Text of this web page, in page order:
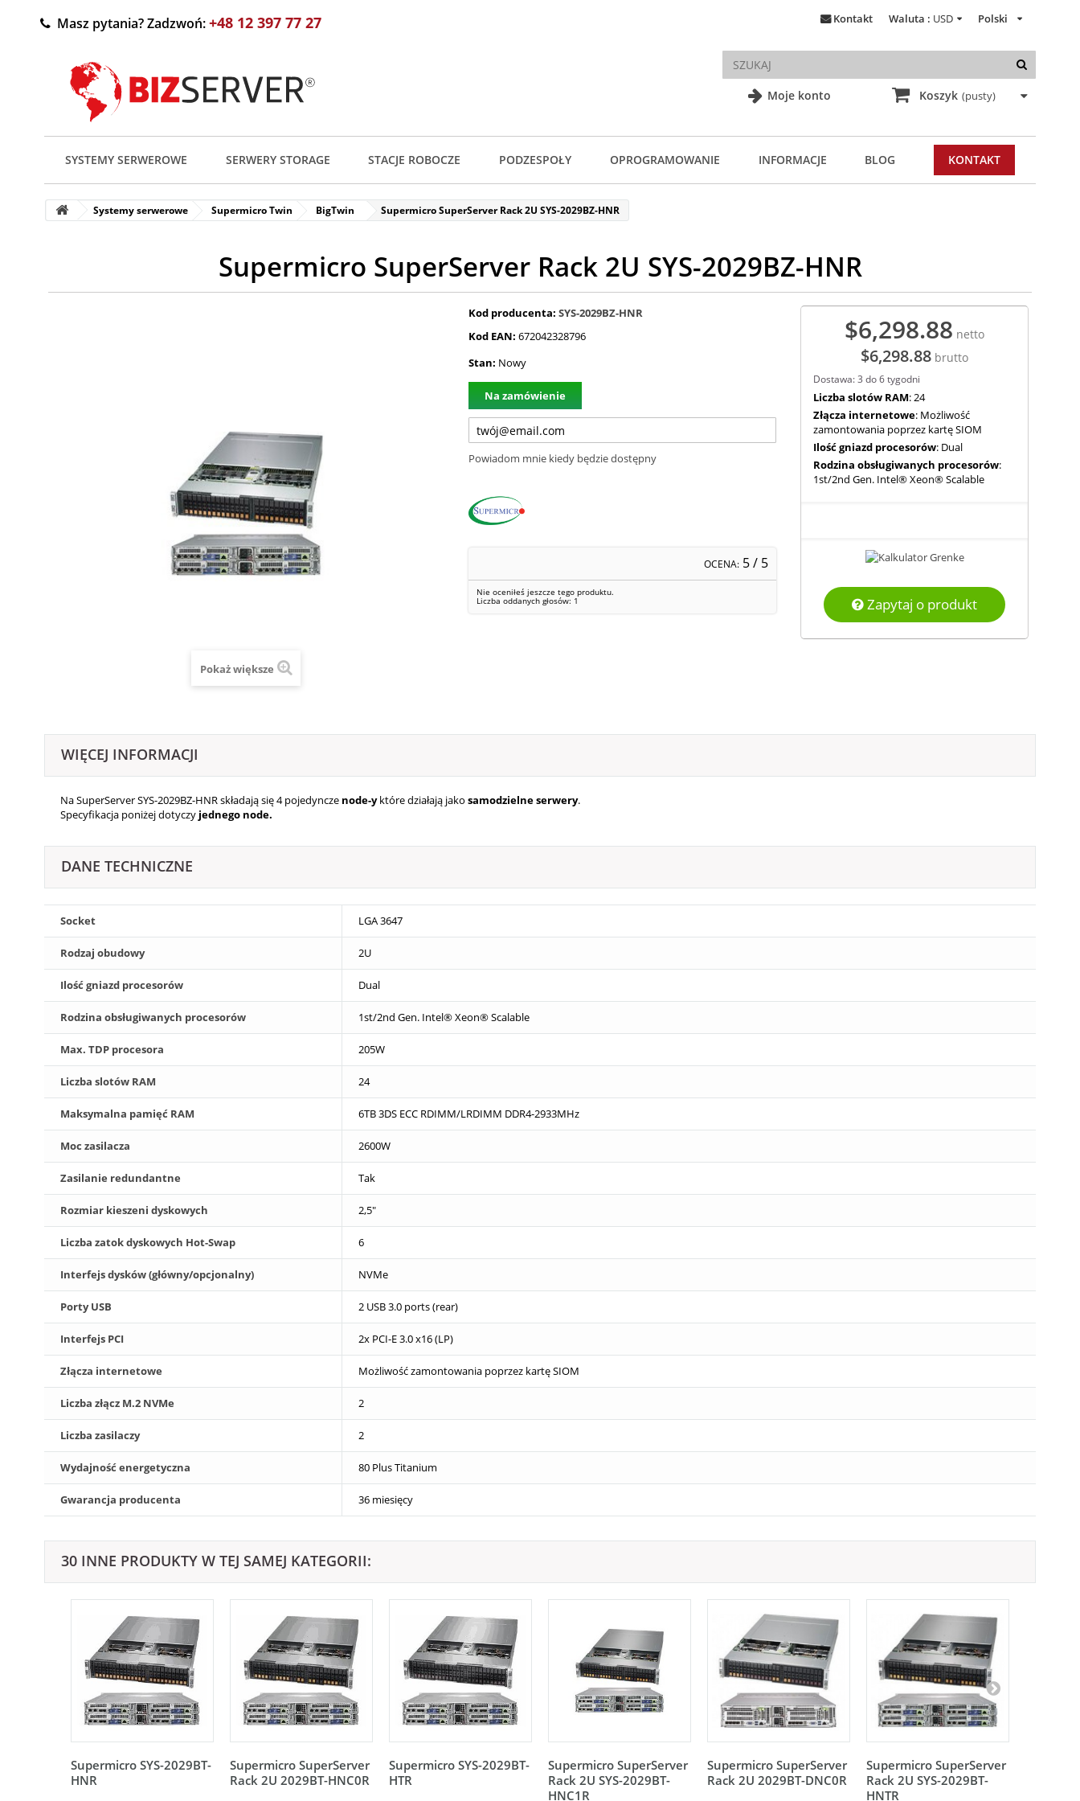
Moje konto
Polski
Waluta : USD
Kontakt
Masz pytania? Zadzwoń:+48 12 397 77 27
Koszyk (pusty)
SYSTEMY SERWEROWE SERWERY STORAGE STACJE ROBOCZE PODZESPOŁY OPROGRAMOWANIE INFORMACJE BLOG KONTAKT
Systemy serwerowe Supermicro Twin BigTwin Supermicro SuperServer Rack 2U SYS-2029BZ-HNR
Supermicro SuperServer Rack 2U SYS-2029BZ-HNR
Pokaż większe
Kod producenta: SYS-2029BZ-HNR
Kod EAN: 672042328796
Stan: Nowy
Na zamówienie
Powiadom mnie kiedy będzie dostępny
OCENA: 5/ 5
Nie oceniłeś jeszcze tego produktu.
Liczba oddanych głosów: 1
$6,298.88 netto
$6,298.88 brutto
Dostawa: 3 do 6 tygodni
Liczba slotów RAM: 24
Złącza internetowe: Możliwość
zamontowania poprzez kartę SIOM
Ilość gniazd procesorów: Dual
Rodzina obsługiwanych procesorów:
1st/2nd Gen. Intel® Xeon® Scalable
Zapytaj o produkt
WIĘCEJ INFORMACJI
Na SuperServer SYS-2029BZ-HNR składają się 4 pojedyncze node-yktóre działają jako samodzielne serwery.
Specyfikacja poniżej dotyczy jednego node.
DANE TECHNICZNE
Socket LGA 3647
Rodzaj obudowy 2U
Ilość gniazd procesorów Dual
Rodzina obsługiwanych procesorów 1st/2nd Gen. Intel® Xeon® Scalable
Max. TDP procesora 205W
Liczba slotów RAM 24
Maksymalna pamięć RAM 6TB 3DS ECC RDIMM/LRDIMM DDR4-2933MHz
Moc zasilacza 2600W
Zasilanie redundantne Tak
Rozmiar kieszeni dyskowych 2,5"
Liczba zatok dyskowych Hot-Swap 6
Interfejs dysków (główny/opcjonalny) NVMe
Porty USB 2 USB 3.0 ports (rear)
Interfejs PCI 2x PCI-E 3.0 x16 (LP)
Złącza internetowe Możliwość zamontowania poprzez kartę SIOM
Liczba złącz M.2 NVMe 2
Liczba zasilaczy 2
Wydajność energetyczna 80 Plus Titanium
Gwarancja producenta 36 miesięcy
30 INNE PRODUKTY W TEJ SAMEJ KATEGORII:
Supermicro SYS-2029BT-
HNR
Supermicro SuperServer
Rack 2U 2029BT-HNC0R
Supermicro SYS-2029BT-
HTR
Supermicro SuperServer
Rack 2U SYS-2029BT-
HNC1R
Supermicro SuperServer
Rack 2U 2029BT-DNC0R
Supermicro SuperServer
Rack 2U SYS-2029BT-
HNTR